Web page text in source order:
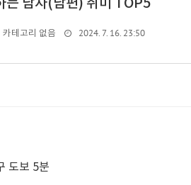
는 남자(남편) 취미 TOP5
카테고리 없음 2024. 7. 16. 23:50
도보 5분